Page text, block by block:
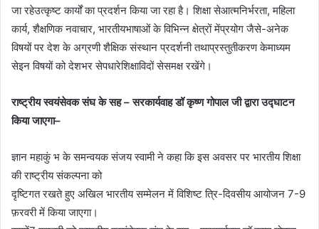
जा रहेउत्कृष्ट कार्यों का प्रदर्शन किया जा रहा है। शिक्षा सेआत्मनिर्भरता, महिला
कार्य, शैक्षणिक नवाचार, भारतीयभाषाओं के विभिन्न क्षेत्रों मेंप्रयोग जैसे-अनेक
विषयों पर देश के अग्रणी शैक्षिक संस्थान प्रदर्शनी तथाप्रस्तुतीकरण केमाध्यम
सेइन विषयों को देशभर सेपधारेशिक्षाविदों सेसमक्ष रखेंगे।
राष्ट्रीय स्वयंसेवक संघ के सह – सरकार्यवाह डॉ कृष्ण गोपाल जी द्वारा उद्घाटन
किया जाएगा–
ज्ञान महाकुं भ के समन्वयक संजय स्वामी ने कहा कि इस अवसर पर भारतीय शिक्षा
की राष्ट्रीय संकल्पना को
दृष्टिगत रखते हुए अखिल भारतीय सम्मेलन में विशिष्ट त्रि-दिवसीय आयोजन 7-9
फ़रवरी में किया जाएगा।